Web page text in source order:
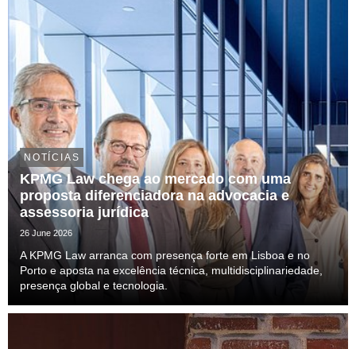
NOTÍCIAS
KPMG Law chega ao mercado com uma
proposta diferenciadora na advocacia e
assessoria jurídica
26 June 2026
A KPMG Law arranca com presença forte em Lisboa e no
Porto e aposta na excelência técnica, multidisciplinariedade,
presença global e tecnologia.